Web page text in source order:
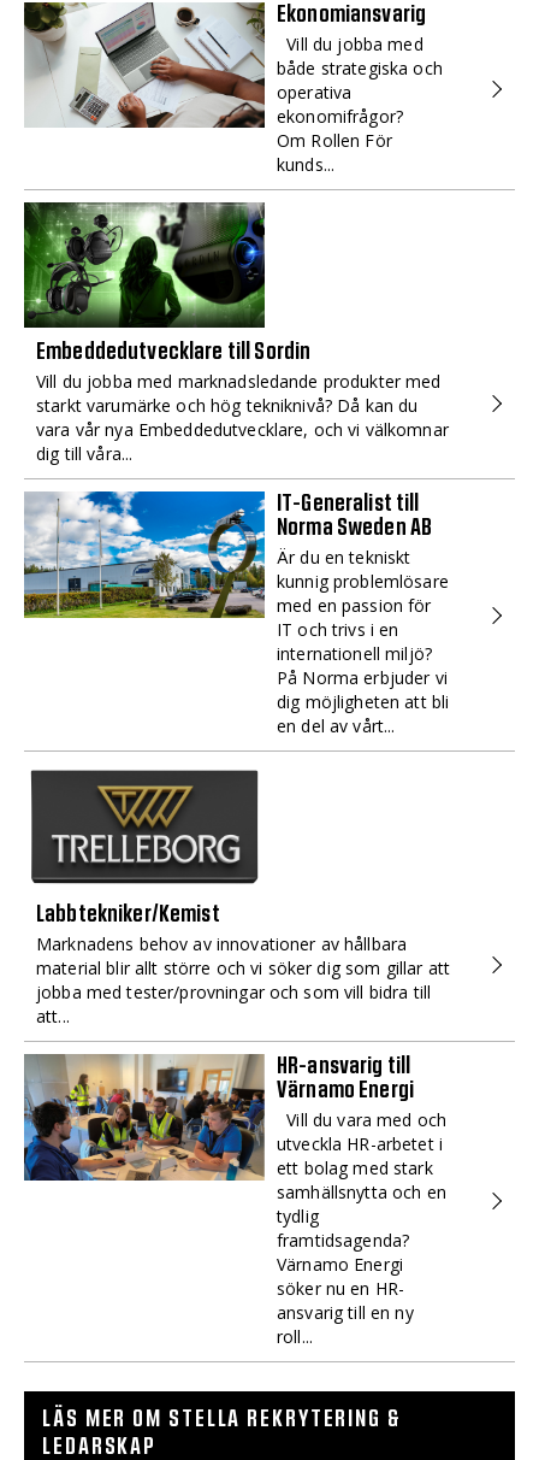
Ekonomiansvarig
Vill du jobba med
både strategiska och
operativa
ekonomifrågor?
Om Rollen För
kunds...
Embeddedutvecklare till Sordin
Vill du jobba med marknadsledande produkter med
starkt varumärke och hög tekniknivå? Då kan du
vara vår nya Embeddedutvecklare, och vi välkomnar
dig till våra...
IT-Generalist till
Norma Sweden AB
Är du en tekniskt
kunnig problemlösare
med en passion för
IT och trivs i en
internationell miljö?
På Norma erbjuder vi
dig möjligheten att bli
en del av vårt...
Labbtekniker/Kemist
Marknadens behov av innovationer av hållbara
material blir allt större och vi söker dig som gillar att
jobba med tester/provningar och som vill bidra till
att...
HR-ansvarig till
Värnamo Energi
Vill du vara med och
utveckla HR-arbetet i
ett bolag med stark
samhällsnytta och en
tydlig
framtidsagenda?
Värnamo Energi
söker nu en HR-
ansvarig till en ny
roll...
LÄS MER OM STELLA REKRYTERING &
LEDARSKAP